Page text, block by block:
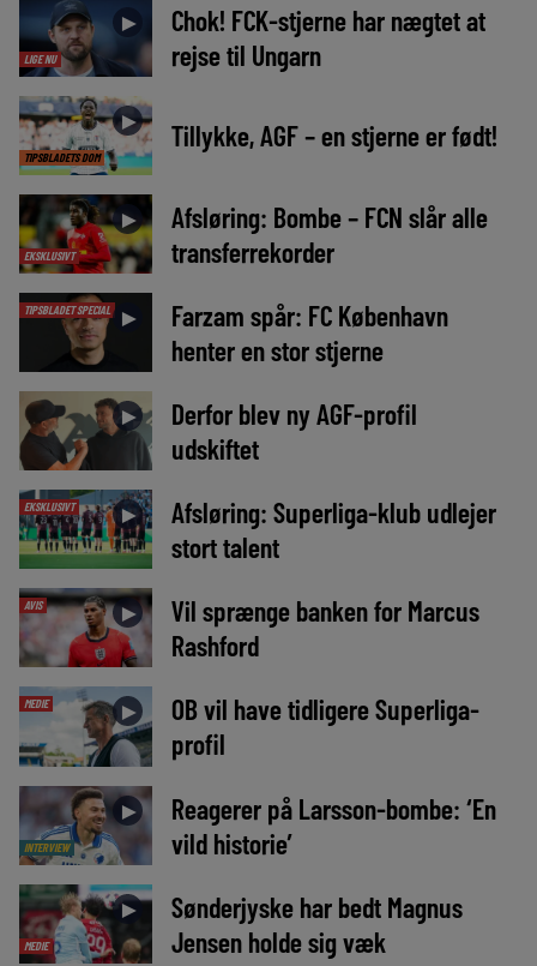
LIGE NU
►
Chok! FCK-stjerne har nægtet at
rejse til Ungarn
TIPSBLADETS DOM
► Tillykke, AGF – en stjerne er født!
EKSKLUSIVT
►
Afsløring: Bombe – FCN slår alle
transferrekorder
TIPSBLADET SPECIAL ►
Farzam spår: FC København
henter en stor stjerne
►
Derfor blev ny AGF-profil
udskiftet
EKSKLUSIVT ►
Afsløring: Superliga-klub udlejer
stort talent
AVIS ►
Vil sprænge banken for Marcus
Rashford
MEDIE ►
OB vil have tidligere Superliga-
profil
INTERVIEW
►
Reagerer på Larsson-bombe: ‘En
vild historie’
MEDIE
►
Sønderjyske har bedt Magnus
Jensen holde sig væk